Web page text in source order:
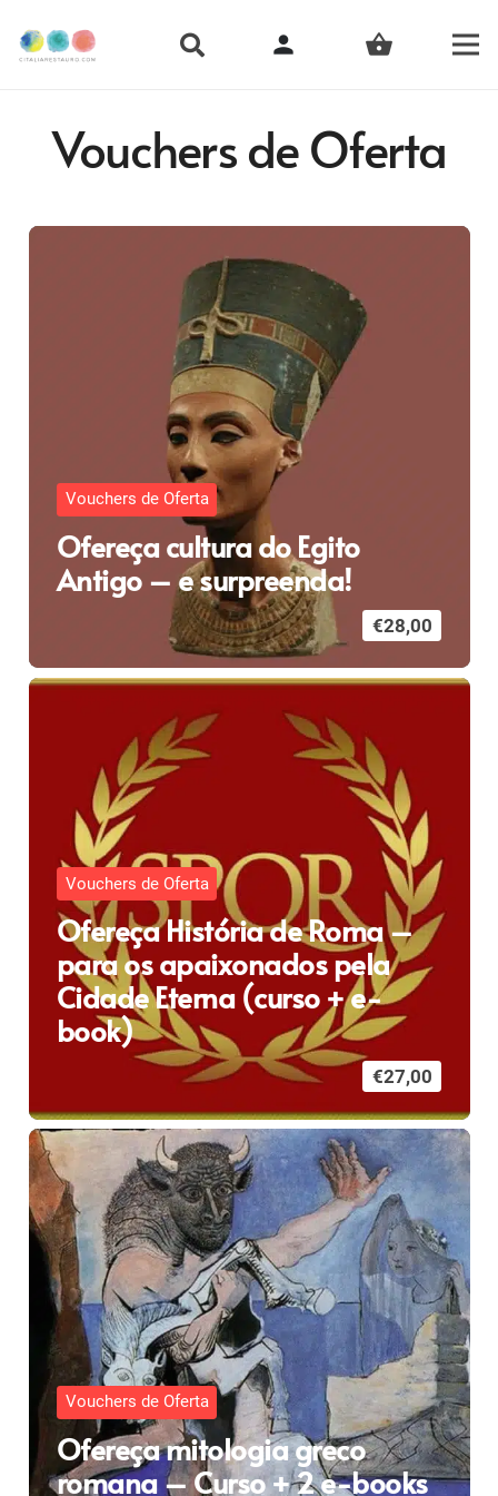
person shopping_basket
Vouchers de Oferta
Vouchers de Oferta
Ofereça cultura do Egito
Antigo – e surpreenda!
€28,00
Vouchers de Oferta
Ofereça História de Roma –
para os apaixonados pela
Cidade Eterna (curso + e-
book)
€27,00
Vouchers de Oferta
Ofereça mitologia greco
romana – Curso + 2 e-books